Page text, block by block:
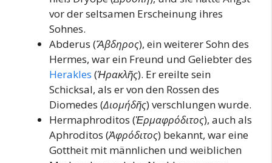
vor der seltsamen Erscheinung ihres
Sohnes.
Abderus (Ἄβδηρος), ein weiterer Sohn des
Hermes, war ein Freund und Geliebter des
Herakles (Ἡρακλῆς). Er ereilte sein
Schicksal, als er von den Rossen des
Diomedes (Διομήδῆς) verschlungen wurde.
Hermaphroditos (Ἑρμαφρόδιτος), auch als
Aphroditos (Ἀφρόδιτος) bekannt, war eine
Gottheit mit männlichen und weiblichen